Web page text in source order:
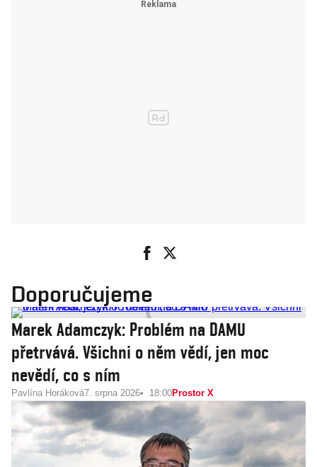
Doporučujeme
Marek Adamczyk: Problém na DAMU
přetrvává. Všichni o něm vědí, jen moc
nevědí, co s ním
Pavlína Horáková7. srpna 2026 18:00Prostor X